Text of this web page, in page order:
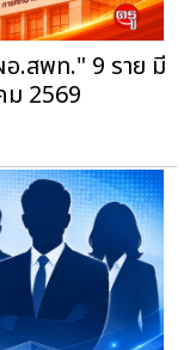
.สพท." 9 ราย มี
2569